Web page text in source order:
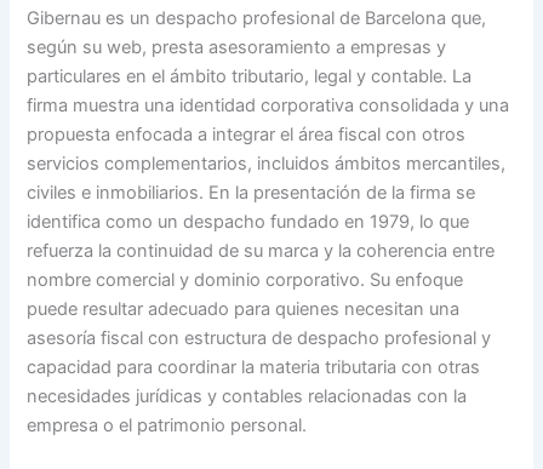
Gibernau es un despacho profesional de Barcelona que,
según su web, presta asesoramiento a empresas y
particulares en el ámbito tributario, legal y contable. La
firma muestra una identidad corporativa consolidada y una
propuesta enfocada a integrar el área fiscal con otros
servicios complementarios, incluidos ámbitos mercantiles,
civiles e inmobiliarios. En la presentación de la firma se
identifica como un despacho fundado en 1979, lo que
refuerza la continuidad de su marca y la coherencia entre
nombre comercial y dominio corporativo. Su enfoque
puede resultar adecuado para quienes necesitan una
asesoría fiscal con estructura de despacho profesional y
capacidad para coordinar la materia tributaria con otras
necesidades jurídicas y contables relacionadas con la
empresa o el patrimonio personal.